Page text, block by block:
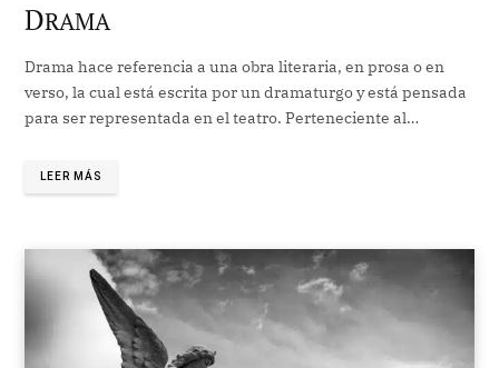
DRAMA
Drama hace referencia a una obra literaria, en prosa o en
verso, la cual está escrita por un dramaturgo y está pensada
para ser representada en el teatro. Perteneciente al…
LEER MÁS